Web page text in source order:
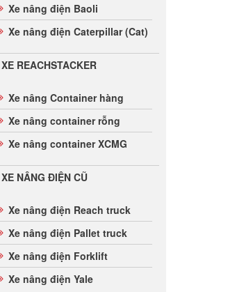
Xe nâng điện Baoli
Xe nâng điện Caterpillar (Cat)
XE REACHSTACKER
Xe nâng Container hàng
Xe nâng container rỗng
Xe nâng container XCMG
XE NÂNG ĐIỆN CŨ
Xe nâng điện Reach truck
Xe nâng điện Pallet truck
Xe nâng điện Forklift
Xe nâng điện Yale